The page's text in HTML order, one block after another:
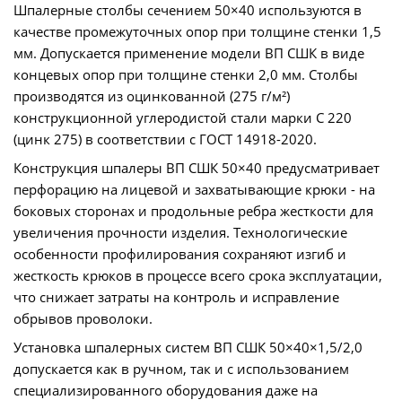
Шпалерные столбы сечением 50×40 используются в
качестве промежуточных опор при толщине стенки 1,5
мм. Допускается применение модели ВП СШК в виде
концевых опор при толщине стенки 2,0 мм. Столбы
производятся из оцинкованной (275 г/м²)
конструкционной углеродистой стали марки С 220
(цинк 275) в соответствии с ГОСТ 14918-2020.
Конструкция шпалеры ВП СШК 50×40 предусматривает
перфорацию на лицевой и захватывающие крюки - на
боковых сторонах и продольные ребра жесткости для
увеличения прочности изделия. Технологические
особенности профилирования сохраняют изгиб и
жесткость крюков в процессе всего срока эксплуатации,
что снижает затраты на контроль и исправление
обрывов проволоки.
Установка шпалерных систем ВП СШК 50×40×1,5/2,0
допускается как в ручном, так и с использованием
специализированного оборудования даже на